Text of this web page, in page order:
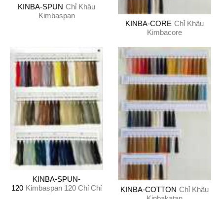
KINBA-SPUN Chỉ Khâu
Kimbaspan
KINBA-CORE Chỉ Khâu
Kimbacore
KINBA-SPUN-
120 Kimbaspan 120 Chỉ Chỉ KINBA-COTTON Chỉ Khâu